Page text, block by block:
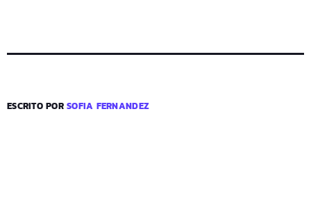
ESCRITO PORSOFIA FERNANDEZ